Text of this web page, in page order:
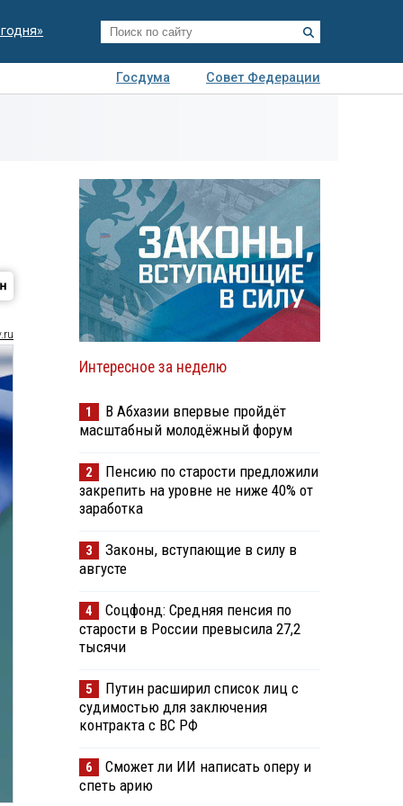
Госдума
Совет Федерации
Интересное за неделю
1
В Абхазии впервые пройдёт
масштабный молодёжный форум
2
Пенсию по старости предложили
закрепить на уровне не ниже 40% от
заработка
3
Законы, вступающие в силу в
августе
4
Соцфонд: Средняя пенсия по
старости в России превысила 27,2
тысячи
5
Путин расширил список лиц с
судимостью для заключения
контракта с ВС РФ
6
Сможет ли ИИ написать оперу и
спеть арию